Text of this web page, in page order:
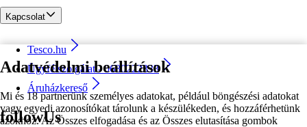
Adatvédelmi beállítások
Mi és 18 partnerünk személyes adatokat, például böngészési adatokat
vagy egyedi azonosítókat tárolunk a készülékeden, és hozzáférhetünk
azokhoz. Az Összes elfogadása és az Összes elutasítása gombok
Kapcsolat
Tesco.hu
Ügyfélszolgálat - 0680222333
Áruházkereső
followUs